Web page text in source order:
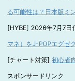
る可能性は？日本版ミ
[HYBE] 2026年7月7
マネ）をJ-POPエグゼ
[チャート対策] 初心者
スポンサードリンク